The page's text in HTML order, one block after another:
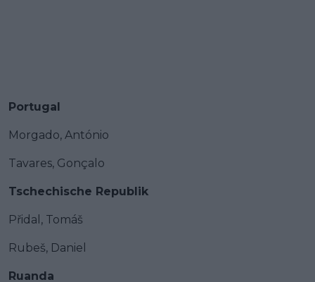
Portugal
Morgado, António
Tavares, Gonçalo
Tschechische Republik
Přidal, Tomáš
Rubeš, Daniel
Ruanda